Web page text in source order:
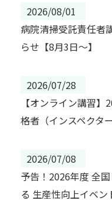
2026/08/01
病院清掃受託責任者
らせ【8月3日～】
2026/07/28
【オンライン講習
格者（インスペクタ
2026/07/08
予告！2026年度 全
る 生産性向上イベン